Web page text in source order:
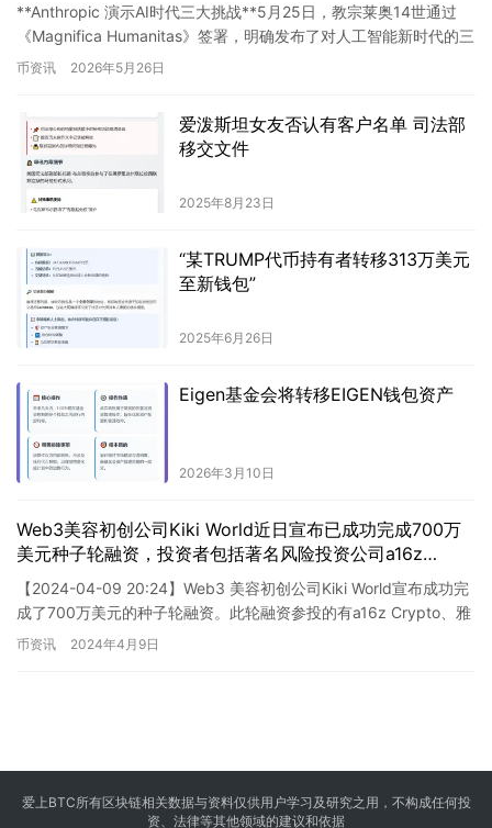
**Anthropic 演示AI时代三大挑战**5月25日，教宗莱奥14世通过
《Magnifica Humanitas》签署，明确发布了对人工智能新时代的三
大核心警示。 1. **…
币资讯 2026年5月26日
爱泼斯坦女友否认有客户名单 司法部
移交文件
2025年8月23日
“某TRUMP代币持有者转移313万美元
至新钱包”
2025年6月26日
Eigen基金会将转移EIGEN钱包资产
2026年3月10日
Web3美容初创公司Kiki World近日宣布已成功完成700万
美元种子轮融资，投资者包括著名风险投资公司a16z
Crypto等。这笔资金将用于加速公司在区块链美容行业的
发展和推广。
【2024-04-09 20:24】Web3 美容初创公司Kiki World宣布成功完
成了700万美元的种子轮融资。此轮融资参投的有a16z Crypto、雅
诗兰黛旗下的New …
币资讯 2024年4月9日
爱上BTC所有区块链相关数据与资料仅供用户学习及研究之用，不构成任何投
资、法律等其他领域的建议和依据